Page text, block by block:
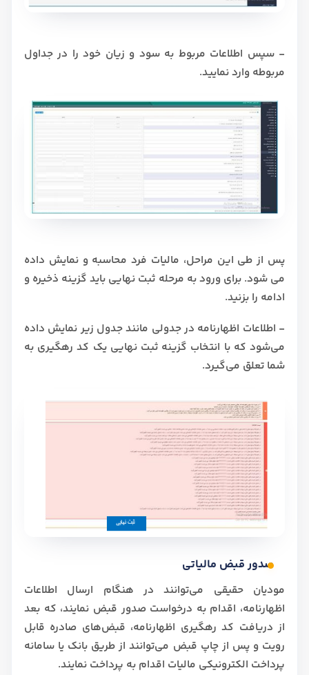
- سپس اطلاعات مربوط به سود و زیان خود را در جداول
مربوطه وارد نمایید.
پس از طی این مراحل، مالیات فرد محاسبه و نمایش داده
می شود. برای ورود به مرحله ثبت نهایی باید گزینه ذخیره و
ادامه را بزنید.
- اطلاعات اظهارنامه در جدولی مانند جدول زیر نمایش داده
می‌شود که با انتخاب گزینه ثبت نهایی یک کد رهگیری به
شما تعلق می‌گیرد.
صدور قبض مالیاتی
مودیان حقیقی می‌توانند در هنگام ارسال اطلاعات
اظهارنامه، اقدام به درخواست صدور قبض نمایند، که بعد
از دریافت کد رهگیری اظهارنامه، قبض‌های صادره قابل
رویت و پس از چاپ قبض می‌توانند از طریق بانک یا سامانه
پرداخت الکترونیکی مالیات اقدام به پرداخت نمایند.